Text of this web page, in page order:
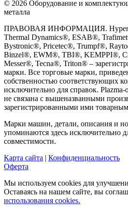
© 2026 Оборудование и
металла
ПРАВОВАЯ ИНФОРМАЦИЯ.
Thermal Dynamics®, ESAB®,
Bystronic®, Pricetec®, Trumpf®,
Binzel®, EWM®, TBI®, KEMPPI®,
Messer®, Tecna®, Triton® –
марки. Все торговые марки,
собственностью соответствующих
исключительно для справок.
не связана с вышеназванными
зарегистрированными ими
Марки машин, детали, описания и
упоминаются здесь исключительно
совместимости.
Карта сайта | Конфиденциальность
Оферта
Мы используем cookies для
Оставаясь на нашем сайте, вы
использования cookies.